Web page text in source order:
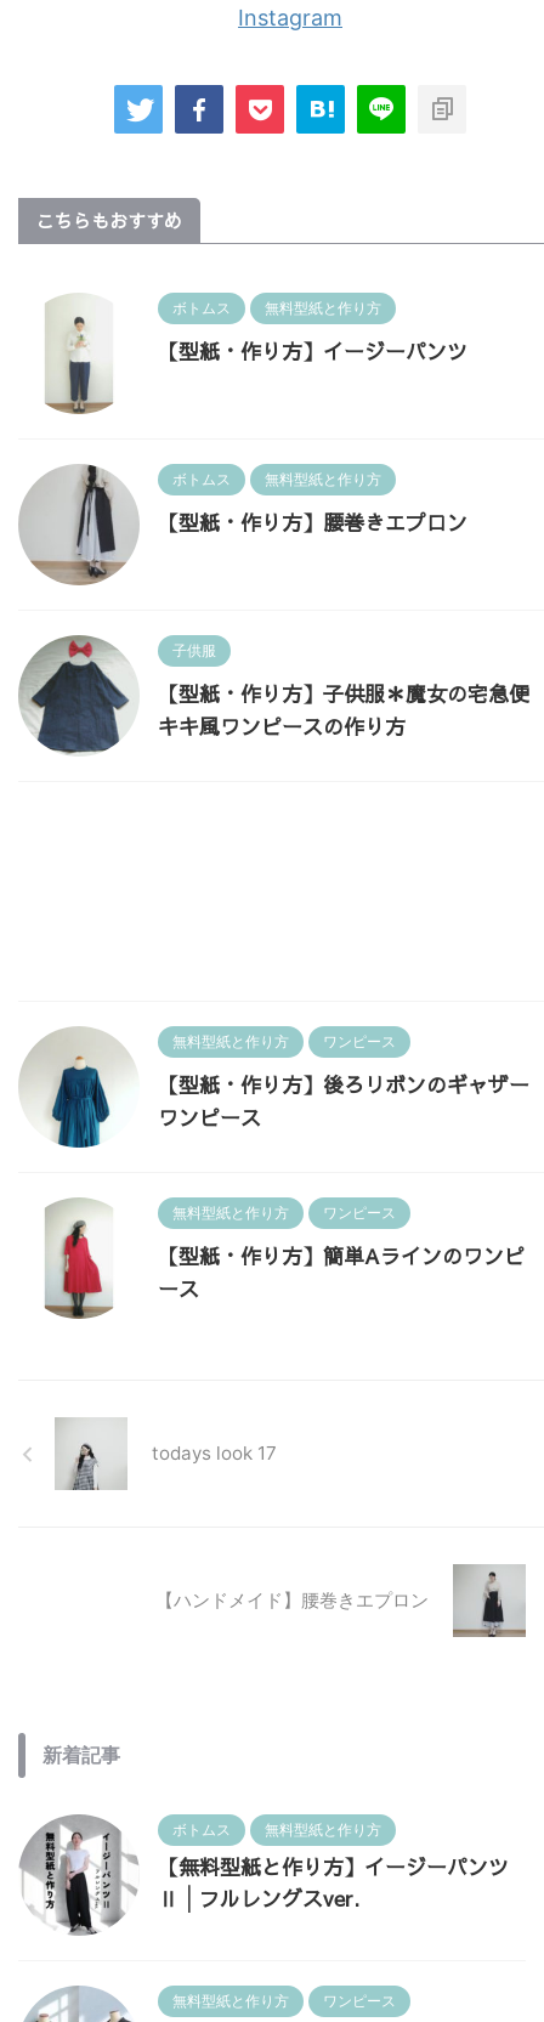
Instagram
こちらもおすすめ
ボトムス 無料型紙と作り方
【型紙・作り方】イージーパンツ
ボトムス 無料型紙と作り方
【型紙・作り方】腰巻きエプロン
子供服
【型紙・作り方】子供服＊魔女の宅急便
キキ風ワンピースの作り方
無料型紙と作り方 ワンピース
【型紙・作り方】後ろリボンのギャザー
ワンピース
無料型紙と作り方 ワンピース
【型紙・作り方】簡単Aラインのワンピ
ース
todays look 17
【ハンドメイド】腰巻きエプロン
新着記事
ボトムス 無料型紙と作り方
【無料型紙と作り方】イージーパンツ
Ⅱ│フルレングスver.
無料型紙と作り方 ワンピース